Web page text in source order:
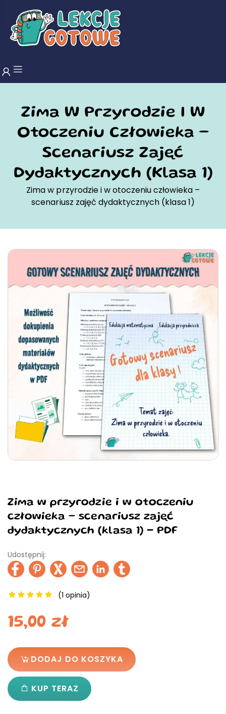
Zima W Przyrodzie I W
Otoczeniu Człowieka –
Scenariusz Zajęć
Dydaktycznych (klasa 1)
Zima w przyrodzie i w otoczeniu człowieka –
scenariusz zajęć dydaktycznych (klasa 1)
Zima w przyrodzie i w otoczeniu
człowieka – scenariusz zajęć
dydaktycznych (klasa 1) - PDF
Udostępnij:
(1 opinia)
15,00zł
DODAJ DO KOSZYKA
KUP TERAZ